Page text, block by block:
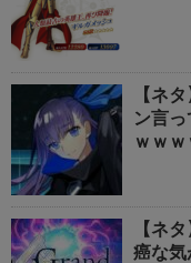
【ネ
ン言
ｗｗ
【ネ
癌な気